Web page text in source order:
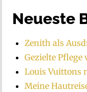
Neueste
Zenith als
Gezielte
Louis Vuittons
Meine